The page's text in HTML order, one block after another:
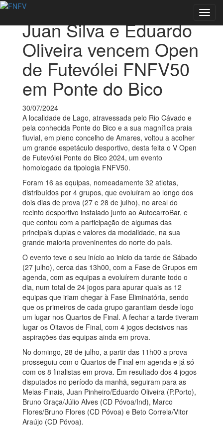
Juan Silva e Eduardo
Oliveira vencem Open
de Futevólei FNFV50
em Ponte do Bico
30/07/2024
A localidade de Lago, atravessada pelo Rio Cávado e
pela conhecida Ponte do Bico e a sua magnífica praia
fluvial, em pleno concelho de Amares, voltou a acolher
um grande espetáculo desportivo, desta feita o V Open
de Futevólei Ponte do Bico 2024, um evento
homologado da tipologia FNFV50.
Foram 16 as equipas, nomeadamente 32 atletas,
distribuídos por 4 grupos, que evoluíram ao longo dos
dois dias de prova (27 e 28 de julho), no areal do
recinto desportivo instalado junto ao AutocarroBar, e
que contou com a participação de algumas das
principais duplas e valores da modalidade, na sua
grande maioria proveninentes do norte do país.
O evento teve o seu início ao inicio da tarde de Sábado
(27 julho), cerca das 13h00, com a Fase de Grupos em
agenda, com as equipas a evoluírem durante todo o
dia, num total de 24 jogos para apurar quais as 12
equipas que iriam chegar à Fase Eliminatória, sendo
que os primeiros de cada grupo garantiam desde logo
um lugar nos Quartos de Final. A fechar a tarde tiveram
lugar os Oitavos de Final, com 4 jogos decisivos nas
aspirações das equipas ainda em prova.
No domingo, 28 de julho, a partir das 11h00 a prova
prosseguiu com o Quartos de Final em agenda e já só
com os 8 finalistas em prova. Em resultado dos 4 jogos
disputados no período da manhã, seguiram para as
Meias-Finais, Juan Pinheiro/Eduardo Oliveira (P.Porto),
Bruno Graça/Júlio Alves (CD Póvoa/Ind), Marco
Flores/Bruno Flores (CD Póvoa) e Beto Correia/Vitor
Araújo (CD Póvoa).